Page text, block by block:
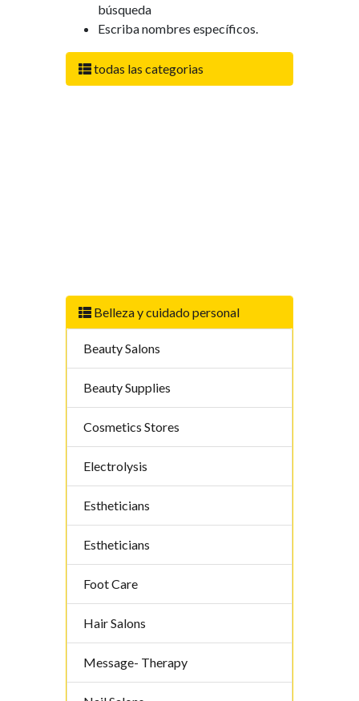
todas las categorias
Belleza y cuidado personal
Beauty Salons
Beauty Supplies
Cosmetics Stores
Electrolysis
Estheticians
Estheticians
Foot Care
Hair Salons
Message- Therapy
búsqueda
Escriba nombres específicos.